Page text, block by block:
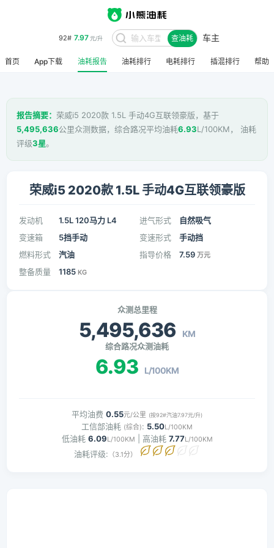
95# 8.48 元/升 查油耗 车主
首页 App下载 油耗报告 油耗排行 电耗排行 插混排行 帮助
报告摘要： 荣威i5 2020款 1.5L 手动4G互联领豪版，基于
5,495,636公里众测数据，综合路况平均油耗6.93L/100KM， 油耗
评级3星。
荣威i5 2020款 1.5L 手动4G互联领豪版
发动机 1.5L 120马力 L4 进气形式
自然吸气
变速箱
5挡手动 变速形式
手动挡
燃料形式
汽油 指导价格 7.59 万元
整备质量 1185 KG
众测总里程
5,495,636 KM
综合路况众测油耗
6.93 L/100KM
平均油费 0.55元/公里 (按92#汽油7.97元/升)
工信部油耗 (综合): 5.50L/100KM
低油耗 6.09L/100KM | 高油耗 7.77L/100KM
油耗评级: （3.1分）